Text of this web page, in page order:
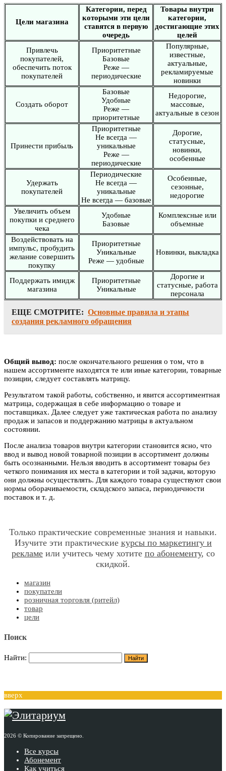
Цели магазина
Категории, перед
которыми эти цели
ставятся в первую
очередь
Товары внутри
категории,
достигающие этих
целей
Привлечь
покупателей,
обеспечить поток
покупателей
Приоритетные
Базовые
Реже —
периодические
Популярные,
известные,
актуальные,
рекламируемые
новинки
Создать оборот
Базовые
Удобные
Реже —
приоритетные
Недорогие,
массовые,
актуальные в сезон
Принести прибыль
Приоритетные
Не всегда —
уникальные
Реже —
периодические
Дорогие,
статусные,
новинки,
особенные
Удержать
покупателей
Периодические
Не всегда —
уникальные
Не всегда — базовые
Особенные,
сезонные,
недорогие
Увеличить объем
покупки и среднего
чека
Удобные
Базовые
Комплексные или
объемные
Воздействовать на
импульс, пробудить
желание совершить
покупку
Приоритетные
Уникальные
Реже — удобные
Новинки, выкладка
Поддержать имидж
магазина
Приоритетные
Уникальные
Дорогие и
статусные, работа
персонала
ЕЩЕ СМОТРИТЕ: Основные правила и этапы
создания рекламного обращения
Общий вывод: после окончательного решения о том, что в
нашем ассортименте находятся те или иные категории, товарные
позиции, следует составлять матрицу.
Результатом такой работы, собственно, и явится ассортиментная
матрица, содержащая в себе информацию о товаре и
поставщиках. Далее следует уже тактическая работа по анализу
продаж и запасов и поддержанию матрицы в актуальном
состоянии.
После анализа товаров внутри категории становится ясно, что
ввод и вывод новой товарной позиции в ассортимент должны
быть осознанными. Нельзя вводить в ассортимент товары без
четкого понимания их места в категории и той задачи, которую
они должны осуществлять. Для каждого товара существуют свои
нормы оборачиваемости, складского запаса, периодичности
поставок и т. д.
Только практические современные знания и навыки.
Изучите эти практические курсы по маркетингу и
рекламеили учитесь чему хотите по абонементу, со
скидкой.
магазин
покупатели
розничная торговля (ритейл)
товар
цели
Поиск
Найти:
вверх
2026 © Копирование запрещено.
Все курсы
Абонемент
Как учиться